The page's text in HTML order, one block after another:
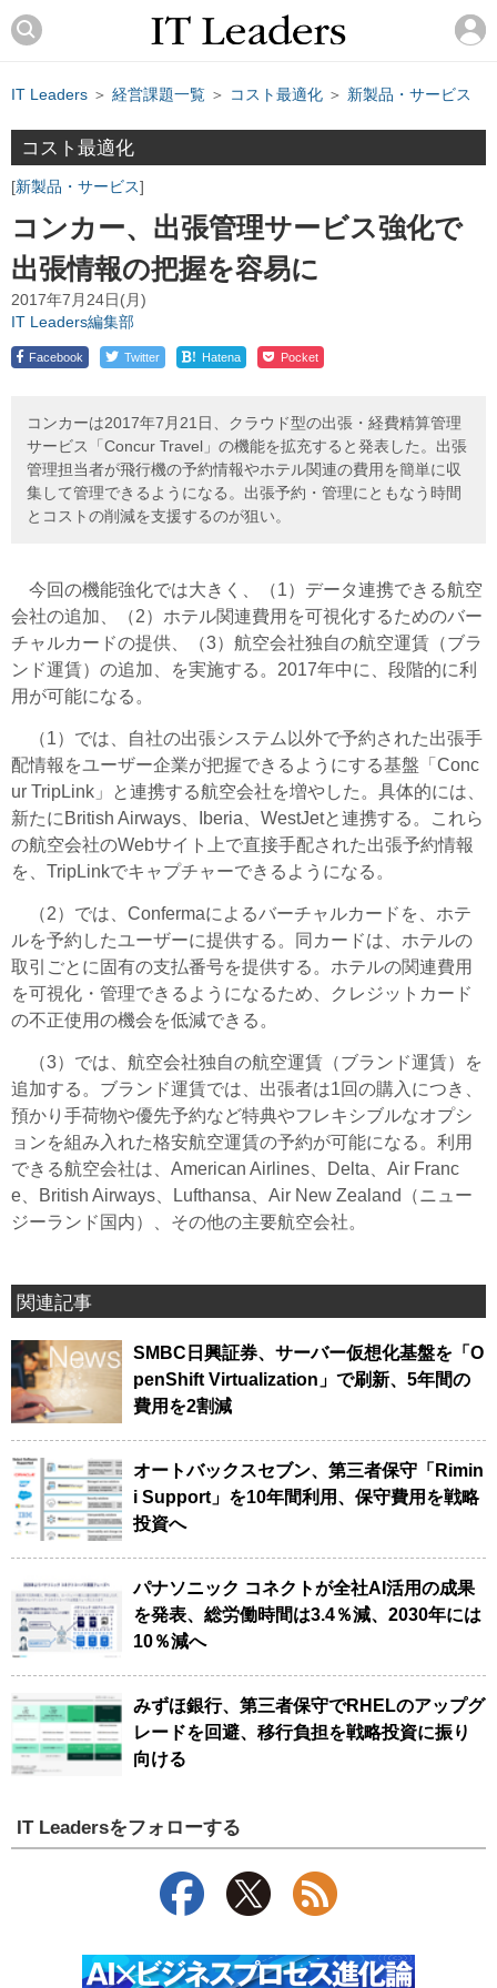
IT Leaders ＞ 経営課題一覧 ＞ コスト最適化 ＞ 新製品・サービス
コスト最適化
新製品・サービス
コンカー、出張管理サービス強化で
出張情報の把握を容易に
2017年7月24日(月)
IT Leaders編集部
Facebook Twitter ! Hatena Pocket
コンカーは2017年7月21日、クラウド型の出張・経費精算管理
サービス「Concur Travel」の機能を拡充すると発表した。出張
管理担当者が飛行機の予約情報やホテル関連の費用を簡単に収
集して管理できるようになる。出張予約・管理にともなう時間
とコストの削減を支援するのが狙い。
今回の機能強化では大きく、（1）データ連携できる航空
会社の追加、（2）ホテル関連費用を可視化するためのバー
チャルカードの提供、（3）航空会社独自の航空運賃（ブラ
ンド運賃）の追加、を実施する。2017年中に、段階的に利
用が可能になる。
（1）では、自社の出張システム以外で予約された出張手
配情報をユーザー企業が把握できるようにする基盤「Conc
ur TripLink」と連携する航空会社を増やした。具体的には、
新たにBritish Airways、Iberia、WestJetと連携する。これら
の航空会社のWebサイト上で直接手配された出張予約情報
を、TripLinkでキャプチャーできるようになる。
（2）では、Confermaによるバーチャルカードを、ホテ
ルを予約したユーザーに提供する。同カードは、ホテルの
取引ごとに固有の支払番号を提供する。ホテルの関連費用
を可視化・管理できるようになるため、クレジットカード
の不正使用の機会を低減できる。
（3）では、航空会社独自の航空運賃（ブランド運賃）を
追加する。ブランド運賃では、出張者は1回の購入につき、
預かり手荷物や優先予約など特典やフレキシブルなオプシ
ョンを組み入れた格安航空運賃の予約が可能になる。利用
できる航空会社は、American Airlines、Delta、Air Franc
e、British Airways、Lufthansa、Air New Zealand（ニュー
ジーランド国内）、その他の主要航空会社。
関連記事
SMBC日興証券、サーバー仮想化基盤を「O
penShift Virtualization」で刷新、5年間の
費用を2割減
オートバックスセブン、第三者保守「Rimin
i Support」を10年間利用、保守費用を戦略
投資へ
パナソニック コネクトが全社AI活用の成果
を発表、総労働時間は3.4％減、2030年には
10％減へ
みずほ銀行、第三者保守でRHELのアップグ
レードを回避、移行負担を戦略投資に振り
向ける
IT Leadersをフォローする